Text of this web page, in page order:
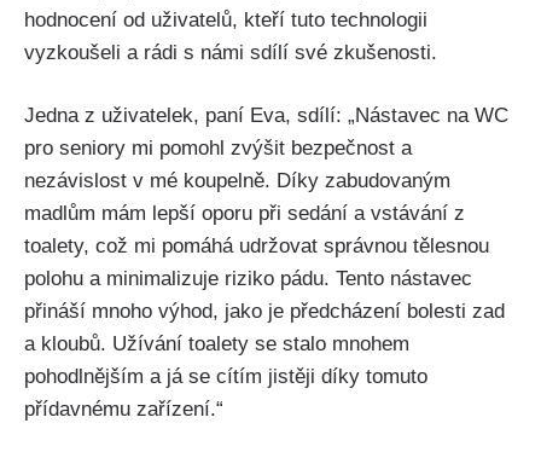
hodnocení od uživatelů, kteří tuto technologii
vyzkoušeli a rádi s námi sdílí své zkušenosti.
Jedna z uživatelek, paní Eva, sdílí: „Nástavec na WC
pro seniory mi pomohl zvýšit bezpečnost a
nezávislost v mé koupelně. Díky zabudovaným
madlům mám lepší oporu při sedání a vstávání z
toalety, což mi pomáhá udržovat správnou tělesnou
polohu a minimalizuje riziko pádu. Tento nástavec
přináší mnoho výhod, jako je předcházení bolesti zad
a kloubů. Užívání toalety se stalo mnohem
pohodlnějším a já se cítím jistěji díky tomuto
přídavnému zařízení.“